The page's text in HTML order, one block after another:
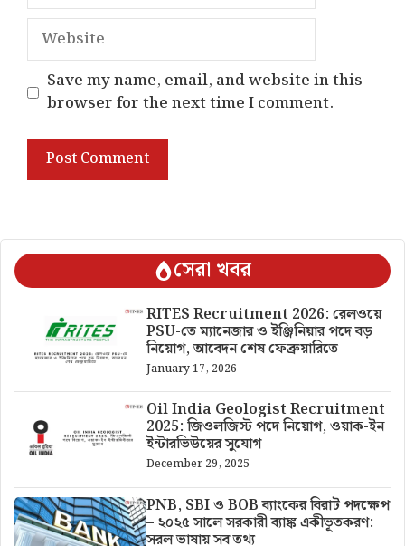
Website
Save my name, email, and website in this
browser for the next time I comment.
সেরা খবর
RITES Recruitment 2026: রেলওয়ে
PSU-তে ম্যানেজার ও ইঞ্জিনিয়ার পদে বড়
নিয়োগ, আবেদন শেষ ফেব্রুয়ারিতে
January 17, 2026
Oil India Geologist Recruitment
2025: জিওলজিস্ট পদে নিয়োগ, ওয়াক-ইন
ইন্টারভিউয়ের সুযোগ
December 29, 2025
PNB, SBI ও BOB ব্যাংকের বিরাট পদক্ষেপ
– ২০২৫ সালে সরকারী ব্যাঙ্ক একীভূতকরণ:
সরল ভাষায় সব তথ্য